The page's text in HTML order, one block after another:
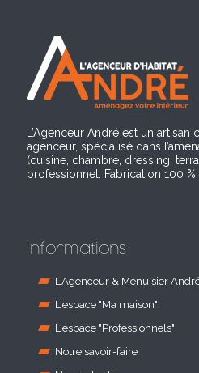
L’Agenceur André est un artisan
agenceur, spécialisé dans
(cuisine, chambre, dressing,
professionnel. Fabrication 100 %
Informations
L'Agenceur & Menuisier
L'espace "Ma maison"
L'espace "Professionnels"
Notre savoir-faire